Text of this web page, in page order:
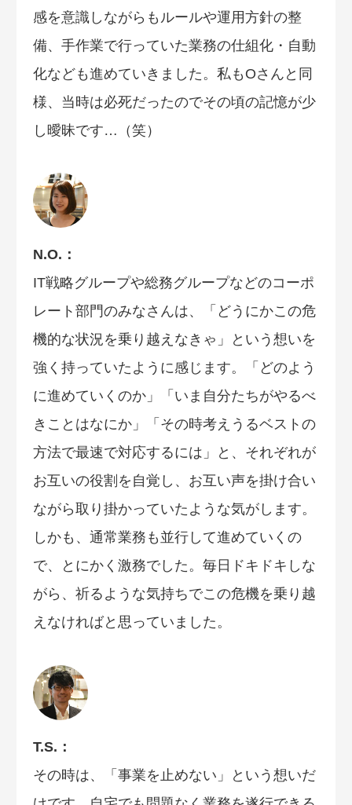
感を意識しながらもルールや運用方針の整
備、手作業で行っていた業務の仕組化・自動
化なども進めていきました。私もOさんと同
様、当時は必死だったのでその頃の記憶が少
し曖昧です…（笑）
N.O.：
IT戦略グループや総務グループなどのコーポ
レート部門のみなさんは、「どうにかこの危
機的な状況を乗り越えなきゃ」という想いを
強く持っていたように感じます。「どのよう
に進めていくのか」「いま自分たちがやるべ
きことはなにか」「その時考えうるベストの
方法で最速で対応するには」と、それぞれが
お互いの役割を自覚し、お互い声を掛け合い
ながら取り掛かっていたような気がします。
しかも、通常業務も並行して進めていくの
で、とにかく激務でした。毎日ドキドキしな
がら、祈るような気持ちでこの危機を乗り越
えなければと思っていました。
T.S.：
その時は、「事業を止めない」という想いだ